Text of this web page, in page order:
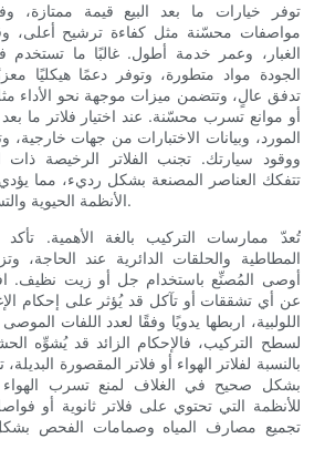
توفر خيارات ما بعد البيع قيمة ممتازة،
مواصفات محسّنة مثل كفاءة ترشيح أعلى،
الغبار، وعمر خدمة أطول. غالبًا ما تستخدم
الجودة مواد متطورة، وتوفر دعمًا هيكليًا
تدفق عالٍ، وتتضمن ميزات موجهة نحو الأداء
أو موانع تسرب محسّنة. عند اختيار فلاتر ما
المورد، وبيانات الاختبارات من جهات خارجية،
ووقود سيارتك. تجنب الفلاتر الرخيصة ذات
تتفكك العناصر المصنعة بشكل رديء، مما
الأنظمة الحيوية والتسبب في أضرار جسيمة.
تُعدّ ممارسات التركيب بالغة الأهمية.
المطاطية والحلقات الدائرية عند الحاجة،
أوصى المُصنِّع باستخدام جل أو زيت نظيف.
عن أي تشققات أو تآكل قد يُؤثر على إحكام
اللولبية، اربطها يدويًا وفقًا لعدد اللفات
لسطح التركيب، فالإحكام الزائد قد يُشوِّه
بالنسبة لفلاتر الهواء أو فلاتر المقصورة
بشكل صحيح في الغلاف لمنع تسرب الهواء
للأنظمة التي تحتوي على فلاتر ثانوية أو
تجميع مصارف المياه وصمامات الفحص